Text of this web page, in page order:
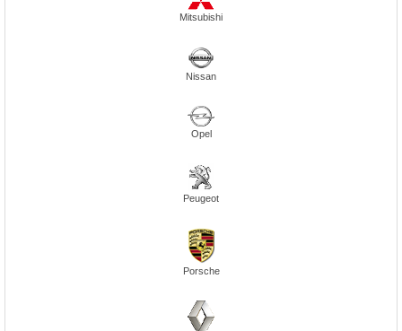
Mitsubishi
Nissan
Opel
Peugeot
Porsche